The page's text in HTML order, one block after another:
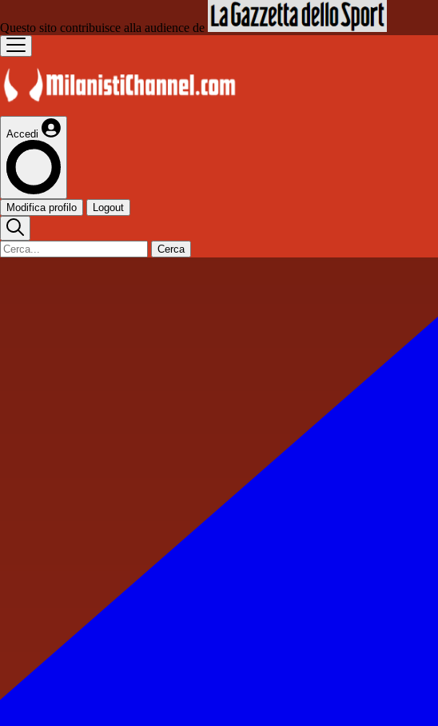
Questo sito contribuisce alla audience de
Accedi
Modifica profilo Logout
Cerca